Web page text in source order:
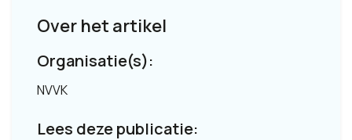
Over het artikel
Organisatie(s):
NVVK
Lees deze publicatie: